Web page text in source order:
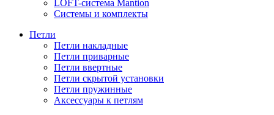
LOFT-cистема Mantion
Системы и комплекты
Петли
Петли накладные
Петли приварные
Петли ввертные
Петли скрытой установки
Петли пружинные
Аксессуары к петлям